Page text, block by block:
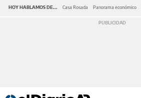
HOY HABLAMOS DE... Casa Rosada Panorama económico